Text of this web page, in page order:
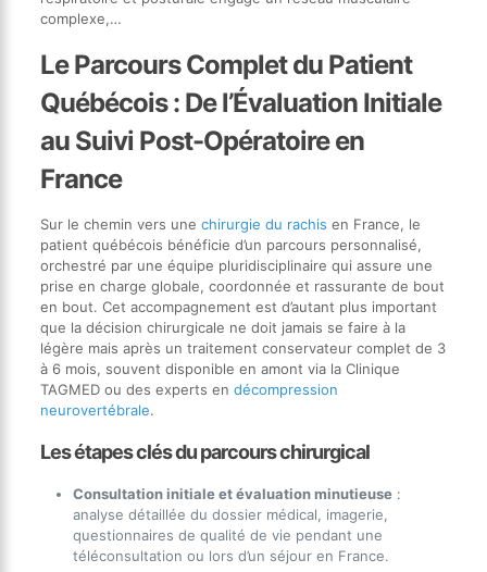
complexe,…
Le Parcours Complet du Patient
Québécois : De l’Évaluation Initiale
au Suivi Post-Opératoire en
France
Sur le chemin vers une chirurgie du rachis en France, le
patient québécois bénéficie d’un parcours personnalisé,
orchestré par une équipe pluridisciplinaire qui assure une
prise en charge globale, coordonnée et rassurante de bout
en bout. Cet accompagnement est d’autant plus important
que la décision chirurgicale ne doit jamais se faire à la
légère mais après un traitement conservateur complet de 3
à 6 mois, souvent disponible en amont via la Clinique
TAGMED ou des experts en décompression
neurovertébrale.
Les étapes clés du parcours chirurgical
Consultation initiale et évaluation minutieuse:
analyse détaillée du dossier médical, imagerie,
questionnaires de qualité de vie pendant une
téléconsultation ou lors d’un séjour en France.